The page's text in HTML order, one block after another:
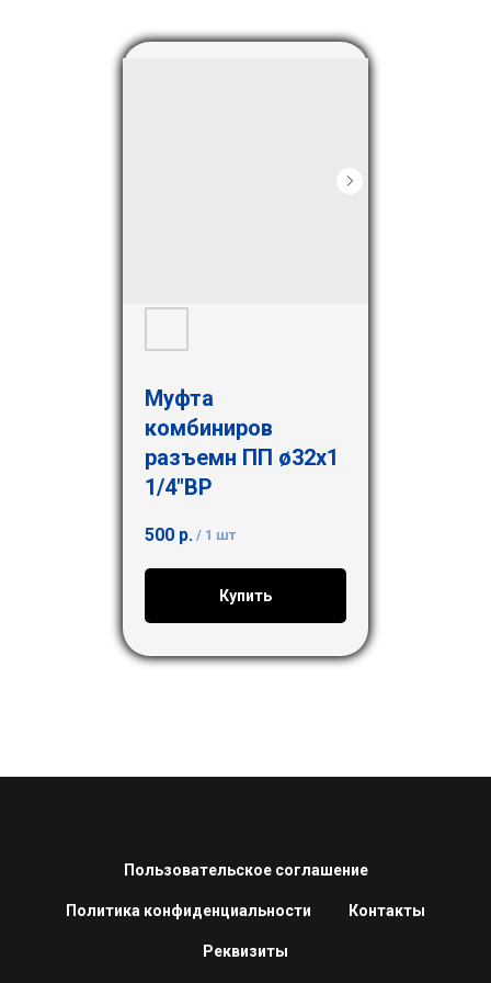
Муфта
комбиниров
разъемн ПП ø32х1
1/4"ВР
500 р. / 1 шт
Купить
Пользовательское соглашение
Политика конфиденциальности Контакты
Реквизиты